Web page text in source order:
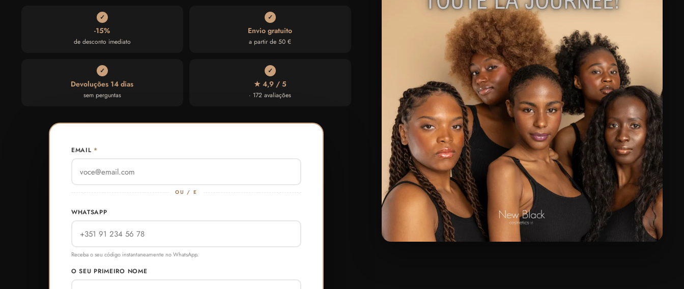
✓
-15%
de desconto imediato
✓
Envio gratuito
a partir de 50 €
✓
Devoluções 14 dias
sem perguntas
✓
★ 4,9 / 5
· 172 avaliações
EMAIL *
OU / E
WHATSAPP
Receba o seu código instantaneamente no WhatsApp.
O SEU PRIMEIRO NOME